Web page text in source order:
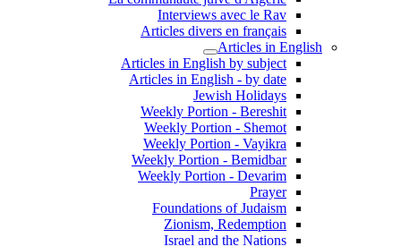
Interviews avec le Rav
Articles divers en français
Articles in English
Articles in English by subject
Articles in English - by date
Jewish Holidays
Weekly Portion - Bereshit
Weekly Portion - Shemot
Weekly Portion - Vayikra
Weekly Portion - Bemidbar
Weekly Portion - Devarim
Prayer
Foundations of Judaism
Zionism, Redemption
Israel and the Nations